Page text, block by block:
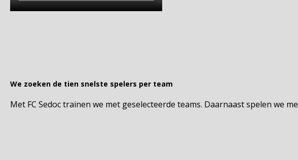
We zoeken de tien snelste spelers per team
Met FC Sedoc trainen we met geselecteerde teams. Daarnaast spelen we